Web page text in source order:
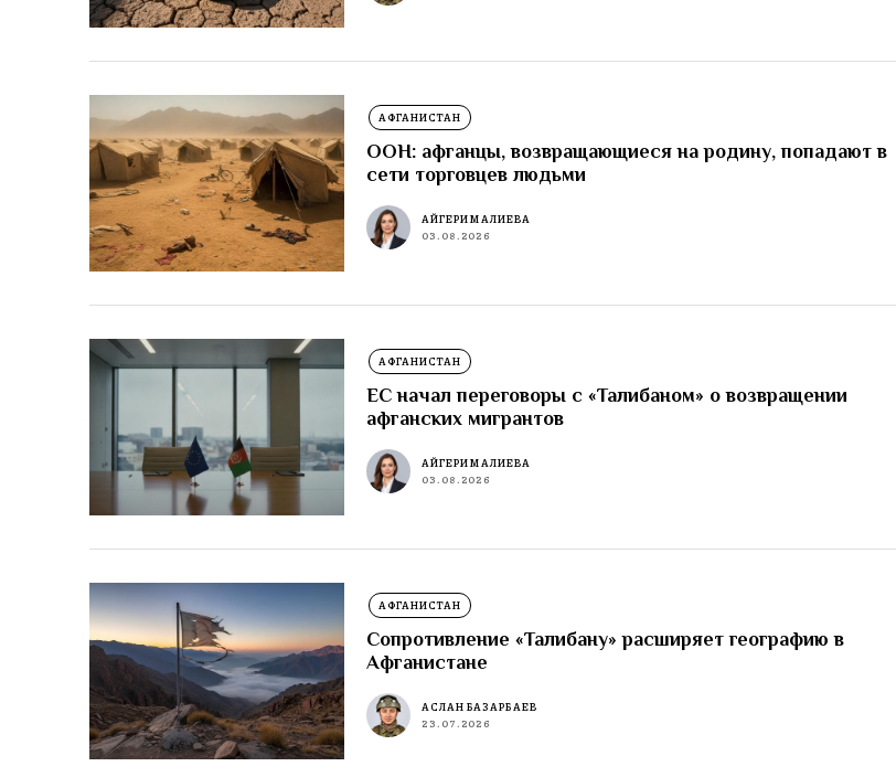
АФГАНИСТАН
ООН: афганцы, возвращающиеся на родину, попадают в
сети торговцев людьми
АЙГЕРИМ АЛИЕВА
03.08.2026
АФГАНИСТАН
ЕС начал переговоры с «Талибаном» о возвращении
афганских мигрантов
АЙГЕРИМ АЛИЕВА
03.08.2026
АФГАНИСТАН
Сопротивление «Талибану» расширяет географию в
Афганистане
АСЛАН БАЗАРБАЕВ
23.07.2026